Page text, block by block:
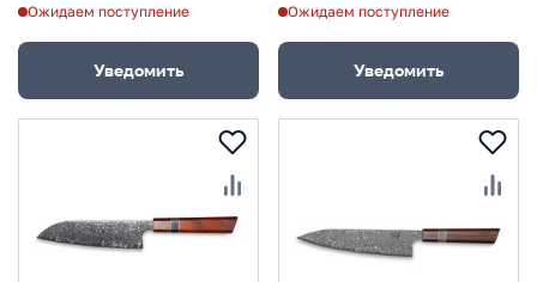
Ожидаем поступление
Уведомить
Ожидаем поступление
Уведомить